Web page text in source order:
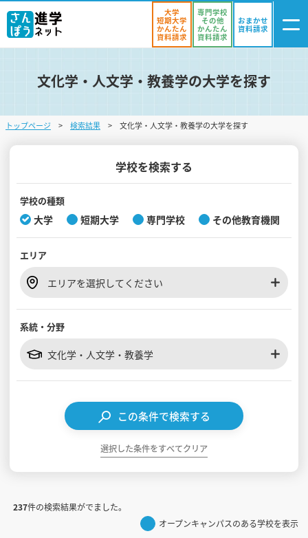
ログイン
・登録
気になる 資料リスト
学校を探す
オープンキャンパスを探す
入試・受験入門
見学会WEB手引書
大学
短期大学
かんたん
資料請求
専門学校
その他
かんたん
資料請求
おまかせ
資料請求
文化学・人文学・教養学の大学を探す
トップページ 検索結果 文化学・人文学・教養学の大学を探す
学校を検索する
学校の種類
大学 短期大学 専門学校 その他教育機関
エリア
エリアを選択してください
系統・分野
文化学・人文学・教養学
この条件で検索する
選択した条件をすべてクリア
237件の検索結果がでました。
オープンキャンパスのある学校を表示